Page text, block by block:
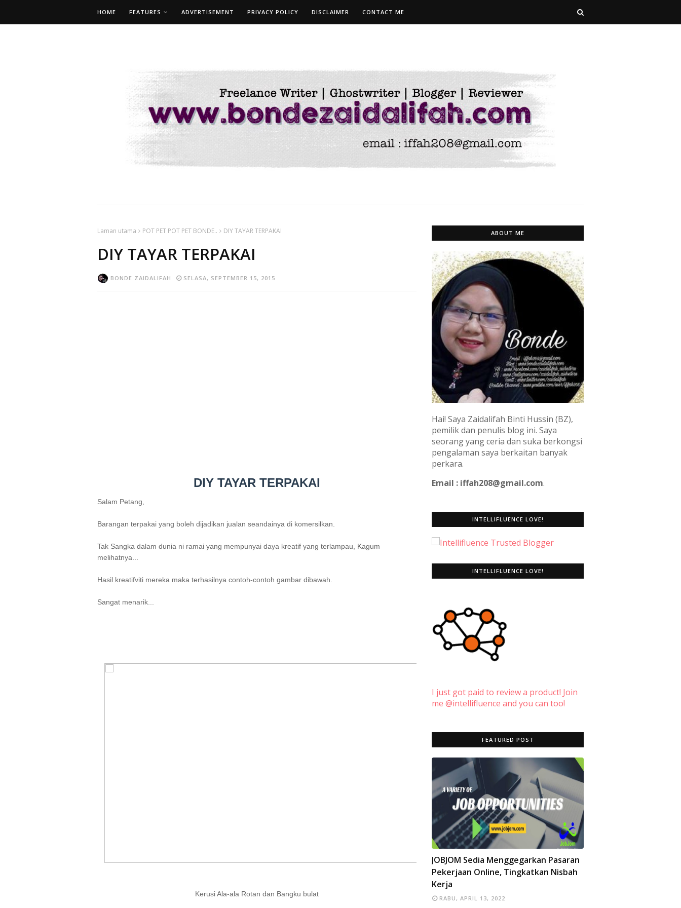
HOME FEATURES ADVERTISEMENT PRIVACY POLICY DISCLAIMER CONTACT ME
Laman utama POT PET POT PET BONDE.. DIY TAYAR TERPAKAI
DIY TAYAR TERPAKAI
BONDE ZAIDALIFAH SELASA, SEPTEMBER 15, 2015
DIY TAYAR TERPAKAI
Salam Petang,
Barangan terpakai yang boleh dijadikan jualan seandainya di komersilkan.
Tak Sangka dalam dunia ni ramai yang mempunyai daya kreatif yang terlampau, Kagum
melihatnya...
Hasil kreatifviti mereka maka terhasilnya contoh-contoh gambar dibawah.
Sangat menarik...
Kerusi Ala-ala Rotan dan Bangku bulat
ABOUT ME
Hai! Saya Zaidalifah Binti Hussin (BZ),
pemilik dan penulis blog ini. Saya
seorang yang ceria dan suka berkongsi
pengalaman saya berkaitan banyak
perkara.
Email : iffah208@gmail.com.
INTELLIFLUENCE LOVE!
INTELLIFLUENCE LOVE!
I just got paid to review a product! Join
me @intellifluence and you can too!
FEATURED POST
INFO
JOBJOM Sedia Menggegarkan Pasaran
Pekerjaan Online, Tingkatkan Nisbah
Kerja
RABU, APRIL 13, 2022